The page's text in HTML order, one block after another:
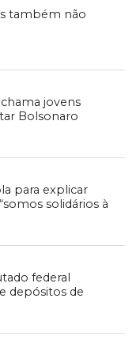
também não
jovens
Bolsonaro
para explicar
solidários à
federal
depósitos de